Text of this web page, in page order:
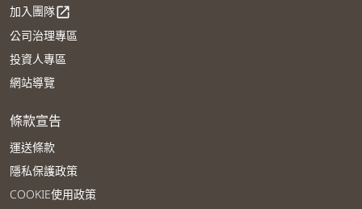
加入團隊open_in_new
公司治理專區
投資人專區
網站導覽
條款宣告
運送條款
隱私保護政策
COOKIE使用政策